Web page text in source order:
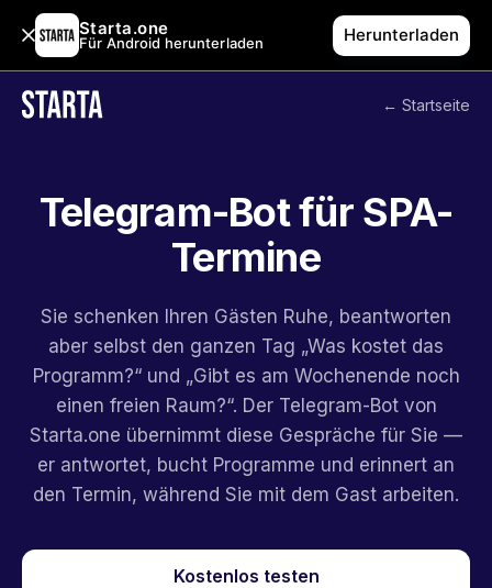
Starta.one
Für Android herunterladen Herunterladen
← Startseite
Telegram-Bot für SPA-
Termine
Sie schenken Ihren Gästen Ruhe, beantworten
aber selbst den ganzen Tag „Was kostet das
Programm?“ und „Gibt es am Wochenende noch
einen freien Raum?“. Der Telegram-Bot von
Starta.one übernimmt diese Gespräche für Sie —
er antwortet, bucht Programme und erinnert an
den Termin, während Sie mit dem Gast arbeiten.
Kostenlos testen